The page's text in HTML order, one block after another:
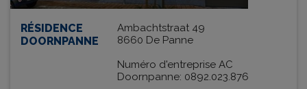
RÉSIDENCE
DOORNPANNE
Ambachtstraat 49
8660 De Panne
Numéro d'entreprise AC
Doornpanne: 0892.023.876